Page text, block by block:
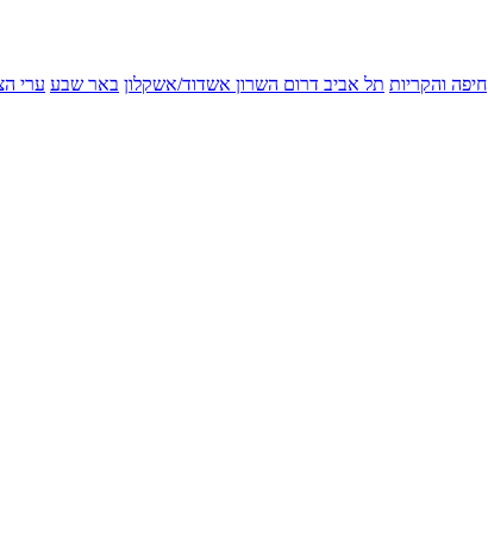
חיפה והקריות תל אביב דרום השרון אשדוד/אשקלון באר שבע ערי